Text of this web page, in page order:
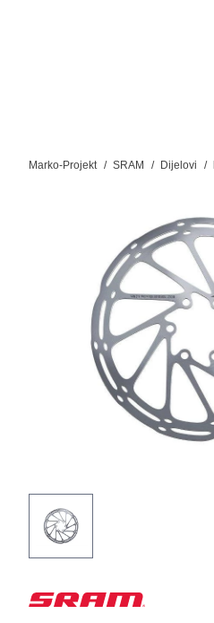
Marko-Projekt SRAM Dijelovi